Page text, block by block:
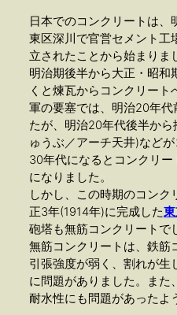
日本でのコンクリートは、
東区深川で官営セメント工
立されたことから始まりま
明治期後半から大正・昭和
くと煉瓦からコンクリー
軍の要塞では、明治20年
たが、明治20年代後半から
ゅうぶ／アーチ天井)など
30年代になるとコンクリー
になりました。
しかし、この時期のコン
正3年(1914年)に完成した
砲塔も無筋コンクリートで
無筋コンクリートは、鉄筋
引張強度が弱く、割れが生
に問題がありました。また
耐水性にも問題があったよ